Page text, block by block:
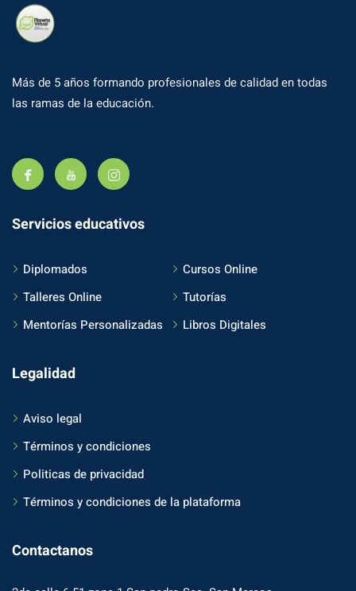
Más de 5 años formando profesionales de calidad en todas
las ramas de la educación.
Servicios educativos
Diplomados
Cursos Online
Talleres Online
Tutorías
Mentorías Personalizadas
Libros Digitales
Legalidad
Aviso legal
Términos y condiciones
Politicas de privacidad
Términos y condiciones de la plataforma
Contactanos